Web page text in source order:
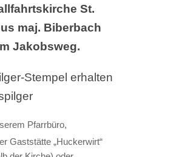
St.
maj. Biberbach
Jakobsweg.
Stempel erhalten
Pfarrbüro,
Gaststätte „Huckerwirt“